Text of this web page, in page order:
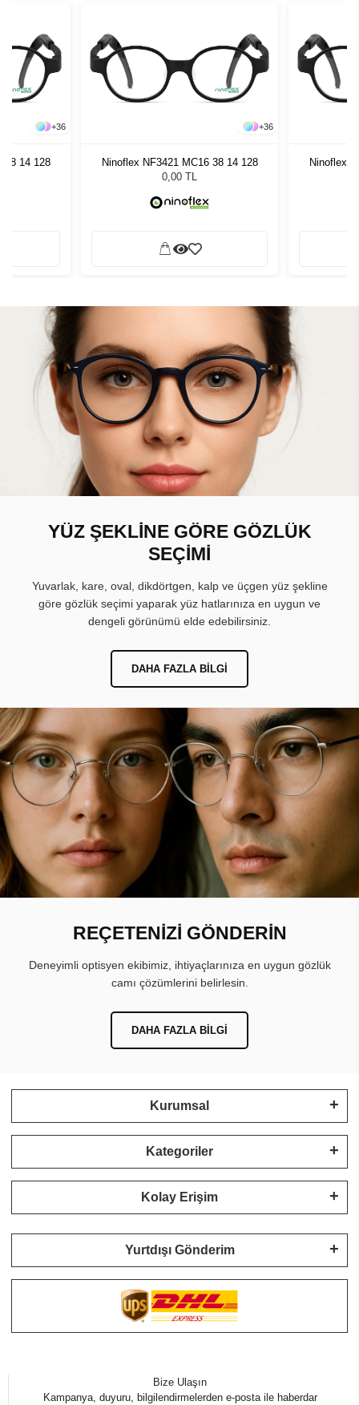
+36
38 14 128
+36
Ninoflex NF3421 MC16 38 14 128
0,00 TL
Ninoflex
YÜZ ŞEKLİNE GÖRE GÖZLÜK
SEÇİMİ
Yuvarlak, kare, oval, dikdörtgen, kalp ve üçgen yüz şekline
göre gözlük seçimi yaparak yüz hatlarınıza en uygun ve
dengeli görünümü elde edebilirsiniz.
DAHA FAZLA BILGI
REÇETENİZİ GÖNDERİN
Deneyimli optisyen ekibimiz, ihtiyaçlarınıza en uygun gözlük
camı çözümlerini belirlesin.
DAHA FAZLA BILGI
Kurumsal
Kategoriler
Kolay Erişim
Yurtdışı Gönderim
Bize Ulaşın
Kampanya, duyuru, bilgilendirmelerden e-posta ile haberdar